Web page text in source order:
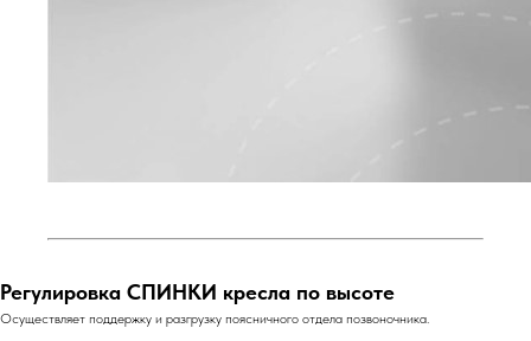
Регулировка СПИНКИ кресла по высоте
Осуществляет поддержку и разгрузку поясничного отдела позвоночника.